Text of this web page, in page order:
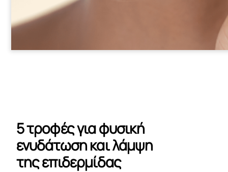
5 τροφές για φυσική
ενυδάτωση και λάμψη
της επιδερμίδας